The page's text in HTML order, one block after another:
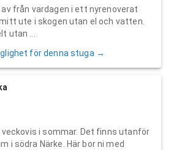
från vardagen i ett nyrenoverat
ute i skogen utan el och vatten.
utan ...
för denna stuga →
i sommar. Det finns utanför
i södra Närke. Här bor ni med